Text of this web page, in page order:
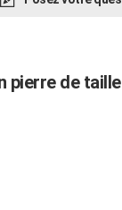
pierre de